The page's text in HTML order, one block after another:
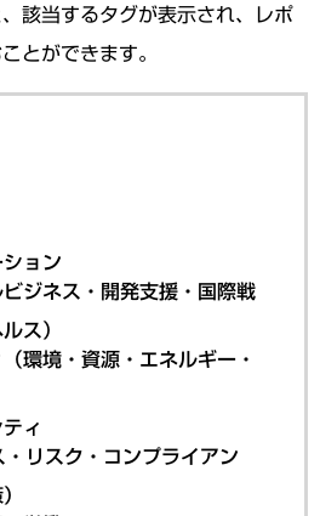
該当するタグが表示され、レポ
とができます。
ョン
ジネス・開発支援・国際戦
ス）
環境・資源・エネルギー・
ィ
リスク・コンプライアン